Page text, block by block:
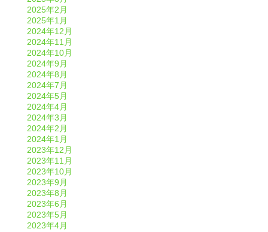
2025年2月
2025年1月
2024年12月
2024年11月
2024年10月
2024年9月
2024年8月
2024年7月
2024年5月
2024年4月
2024年3月
2024年2月
2024年1月
2023年12月
2023年11月
2023年10月
2023年9月
2023年8月
2023年6月
2023年5月
2023年4月